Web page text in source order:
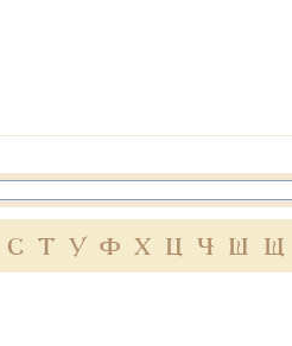
С Т У Ф Х Ц Ч Ш Щ